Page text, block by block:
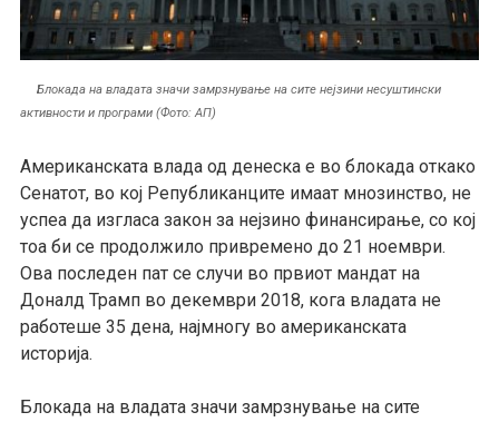
Блокада на владата значи замрзнување на сите нејзини несуштински
активности и програми (Фото: АП)
Американската влада од денеска е во блокада откако
Сенатот, во кој Републиканците имаат мнозинство, не
успеа да изгласа закон за нејзино финансирање, со кој
тоа би се продолжило привремено до 21 ноември.
Ова последен пат се случи во првиот мандат на
Доналд Трамп во декември 2018, кога владата не
работеше 35 дена, најмногу во американската
историја.
Блокада на владата значи замрзнување на сите